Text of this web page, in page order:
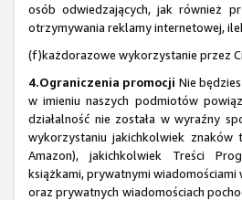
osób odwiedzających, jak również
otrzymywania reklamy internetowej,
(f)każdorazowe wykorzystanie przez
4.Ograniczenia promocji Nie
w imieniu naszych podmiotów
działalność nie została w wyraźny
wykorzystaniu jakichkolwiek
Amazon), jakichkolwiek Treści
książkami, prywatnymi wiadomościami
oraz prywatnych wiadomościach